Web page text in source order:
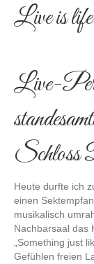
Live is life
Live-
Schloss
Heute durfte ich
einen
musikalisch
Nachbarsaal das
„Something just
Gefühlen freien